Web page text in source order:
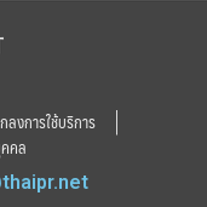
ลงการใช้บริการ
คล